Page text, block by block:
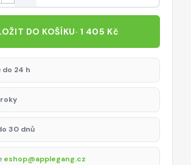
DO KOŠÍKU· 1 405 Kč
do 24 h
30 dnů
eshop@applegang.cz